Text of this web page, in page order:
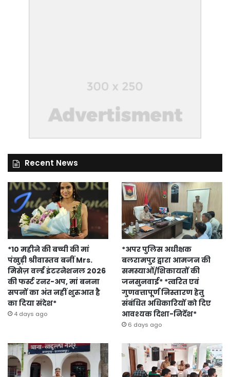
Recent News
*10 महीने की बच्ची की मां
पंखुड़ी श्रीवास्तव बनीं Mrs.
मिसेज़ वर्ल्ड इंटरनेशनल 2026
की फर्स्ट रनर-अप, मां बनना
सपनों का अंत नहीं शुरुआत है
का दिया संदेश*
4 days ago
*अपर पुलिस अधीक्षक
बलरामपुर द्वारा आमजन की
समस्याओं/शिकायतों की
जनसुनवाई* *त्वरित एवं
गुणवत्तापूर्ण निस्तारण हेतु
संबंधित अधिकारियों को दिए
आवश्यक दिशा-निर्देश*
6 days ago